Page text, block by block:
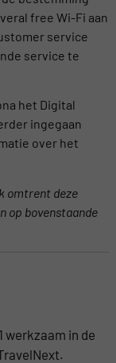
free Wi-Fi aan
service
service te
het Digital
ingegaan
over het
omtrent deze
op bovenstaande
werkzaam in de